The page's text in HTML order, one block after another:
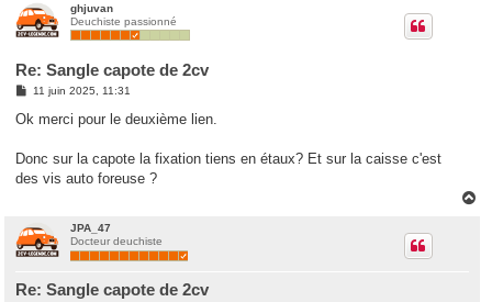
ghjuvan
Deuchiste passionné
Re: Sangle capote de 2cv
M
s
g
11 juin 2025, 11:31
Ok merci pour le deuxième lien.
Donc sur la capote la fixation tiens en étaux? Et sur la caisse c'est
des vis auto foreuse ?
JPA_47
Docteur deuchiste
Re: Sangle capote de 2cv